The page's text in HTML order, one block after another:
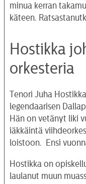
minua kerran
käteen.
Hostikka
orkesteria
Tenori Juha
legendaarisen
Hän on vetänyt liki
iäkkäintä
loistoon. Ensi
Hostikka on
laulanut muun